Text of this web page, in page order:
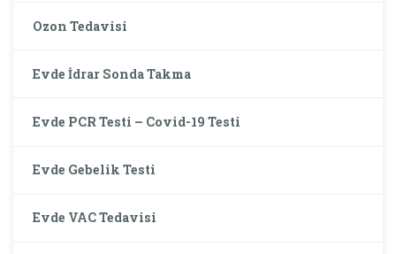
Ozon Tedavisi
Evde İdrar Sonda Takma
Evde PCR Testi – Covid-19 Testi
Evde Gebelik Testi
Evde VAC Tedavisi